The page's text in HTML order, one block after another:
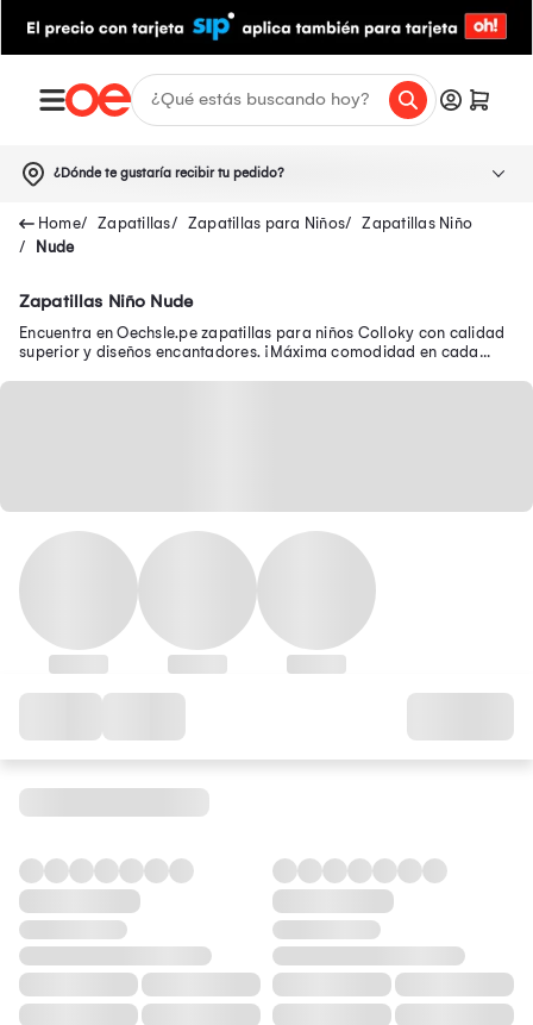
¿Dónde te gustaría recibir tu pedido?
Zapatillas Zapatillas para Niños
Zapatillas Niño
Nude
Zapatillas Niño Nude
Encuentra en Oechsle.pe zapatillas para niños Colloky con calidad
superior y diseños encantadores. ¡Máxima comodidad en cada